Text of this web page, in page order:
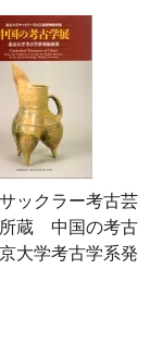
ックラー考古芸
蔵 中国の考古
大学考古学系発